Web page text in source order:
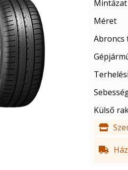
Mintázat
Méret
Abroncs
Külső